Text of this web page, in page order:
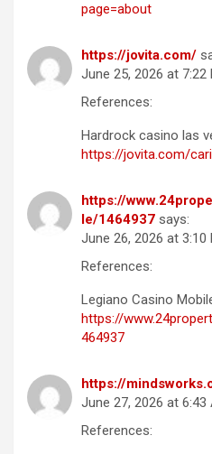
page=about
https://jovita.com/
June 25, 2026 at 7:22
References:
Hardrock casino las
https://jovita.com/
https://
le/1464937 says:
June 26, 2026 at 3:10
References:
Legiano Casino
https://
464937
https://
June 27, 2026 at 6:43
References: